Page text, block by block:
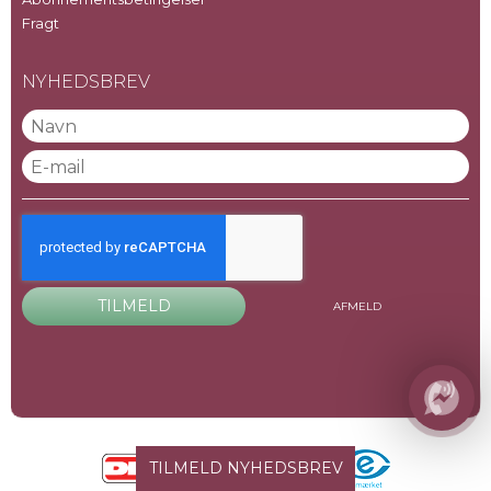
Fragt
NYHEDSBREV
TILMELD AFMELD
TILMELD NYHEDSBREV